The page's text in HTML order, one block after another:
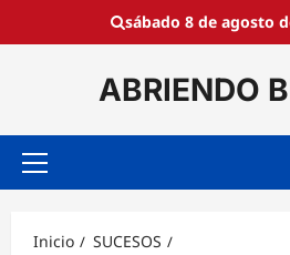
sábado 8 de agosto
ABRIENDO
Menú
Inicio
SUCESOS